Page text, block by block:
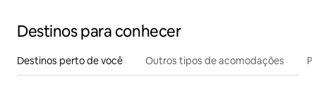
Destinos para conhecer
Destinos perto de você Outros tipos de acomodações